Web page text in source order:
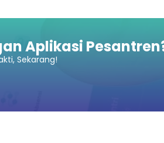
Aplikasi
Sekarang!